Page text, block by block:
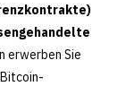
erwerben Sie